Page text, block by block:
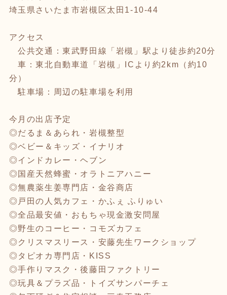
埼玉県さいたま市岩槻区太田1-10-44
アクセス
公共交通：東武野田線「岩槻」駅より徒歩約20分
車：東北自動車道「岩槻」ICより約2km（約10
分）
駐車場：周辺の駐車場を利用
今月の出店予定
◎だるま＆あられ・岩槻整型
◎ベビー＆キッズ・イナリオ
◎インドカレー・ヘブン
◎国産天然蜂蜜・オラトニアハニー
◎無農薬生姜専門店・金谷商店
◎戸田の人気カフェ・かふぇ ふりゅい
◎全品最安値・おもちゃ現金激安問屋
◎野生のコーヒー・コモズカフェ
◎クリスマスリース・安藤先生ワークショップ
◎タピオカ専門店・KISS
◎手作りマスク・後藤田ファクトリー
◎玩具＆プラズ品・トイズサンパーチェ